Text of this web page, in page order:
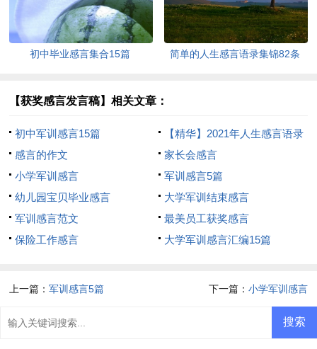
初中毕业感言集合15篇 简单的人生感言语录集锦82条
【获奖感言发言稿】相关文章：
初中军训感言15篇
【精华】2021年人生感言语录
汇总92条
感言的作文
家长会感言
小学军训感言
军训感言5篇
幼儿园宝贝毕业感言
大学军训结束感言
军训感言范文
最美员工获奖感言
保险工作感言
大学军训感言汇编15篇
上一篇：军训感言5篇 下一篇： 小学军训感言